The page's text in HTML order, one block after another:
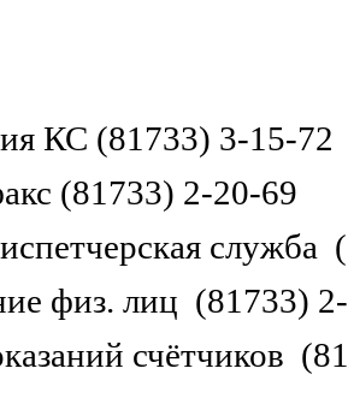
КС (81733) 3-15-72
(81733) 2-20-69
служба
физ. лиц (81733)
счётчиков